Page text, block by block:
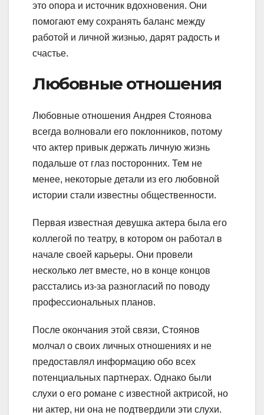
это опора и источник вдохновения. Они
помогают ему сохранять баланс между
работой и личной жизнью, дарят радость и
счастье.
Любовные отношения
Любовные отношения Андрея Стоянова
всегда волновали его поклонников, потому
что актер привык держать личную жизнь
подальше от глаз посторонних. Тем не
менее, некоторые детали из его любовной
истории стали известны общественности.
Первая известная девушка актера была его
коллегой по театру, в котором он работал в
начале своей карьеры. Они провели
несколько лет вместе, но в конце концов
расстались из-за разногласий по поводу
профессиональных планов.
После окончания этой связи, Стоянов
молчал о своих личных отношениях и не
предоставлял информацию обо всех
потенциальных партнерах. Однако были
слухи о его романе с известной актрисой, но
ни актер, ни она не подтвердили эти слухи.